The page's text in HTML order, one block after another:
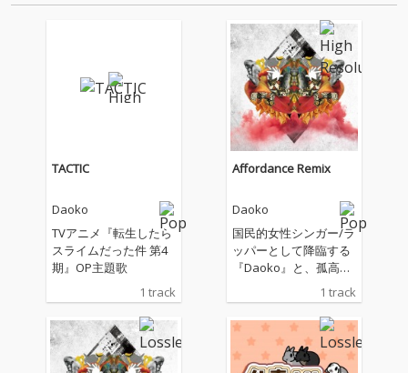
TACTIC
Daoko
TVアニメ『転生したら
スライムだった件 第4
期』OP主題歌
1 track
Affordance Remix
Daoko
国民的女性シンガー/ラ
ッパーとして降臨する
『Daoko』と、孤高の
オルタナティブHip Ho
pバンド「skillkills」の
ベーシスト、スグルス
キル a.k.a. GuruConne
ctがタッグを組んだ、2
1 track